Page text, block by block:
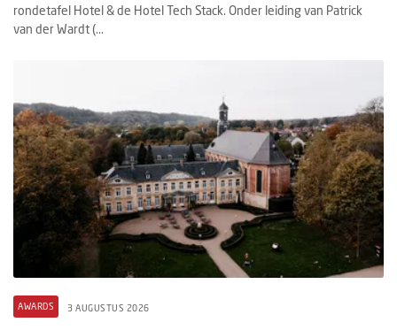
rondetafel Hotel & de Hotel Tech Stack. Onder leiding van Patrick
van der Wardt (...
AWARDS 3 AUGUSTUS 2026